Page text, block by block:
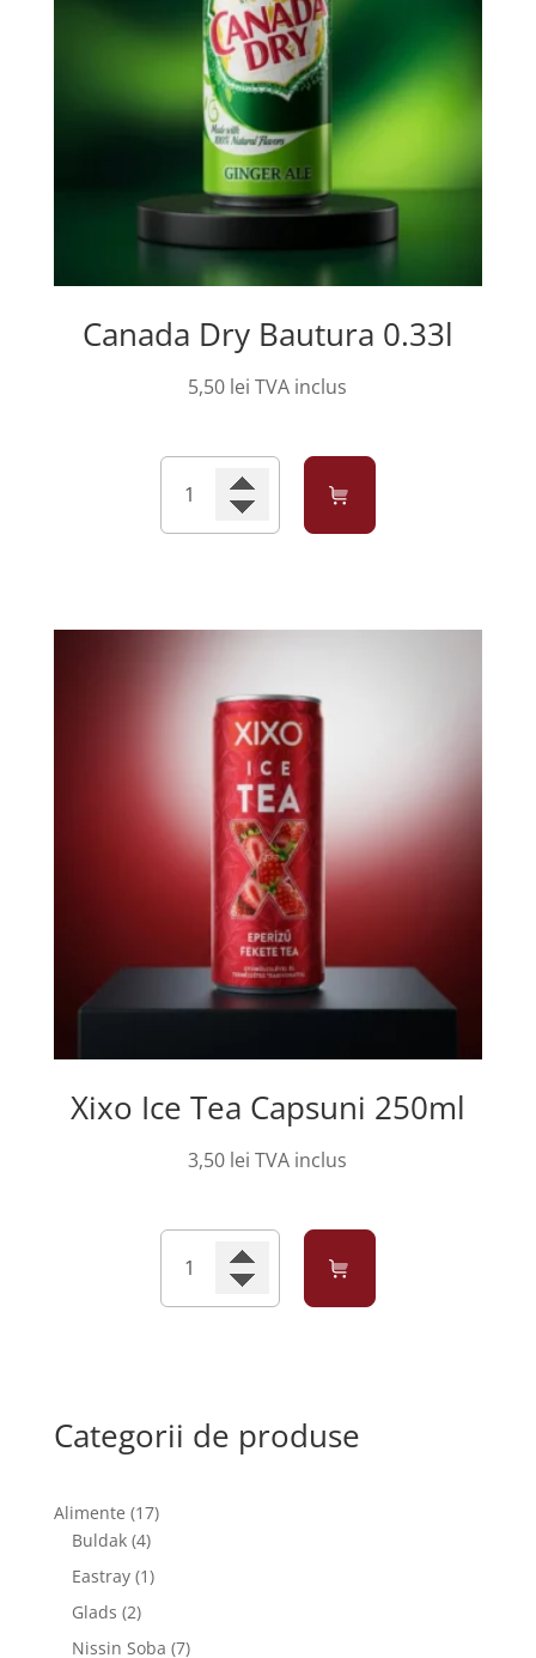
Canada Dry Bautura 0.33l
5,50 lei TVA inclus
Cantitate
Canada
Dry
Xixo Ice Tea Capsuni 250ml
3,50 lei TVA inclus
Cantitate
Xixo
Categorii de produse
Alimente 1717
Buldak 44
produse
Eastray 11
Glads 22
produse
Nissin Soba 77